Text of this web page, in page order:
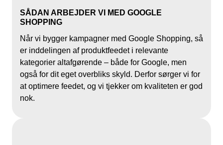
SÅDAN ARBEJDER VI MED GOOGLE
SHOPPING
Når vi bygger kampagner med Google Shopping, så
er inddelingen af produktfeedet i relevante
kategorier altafgørende – både for Google, men
også for dit eget overbliks skyld. Derfor sørger vi for
at optimere feedet, og vi tjekker om kvaliteten er god
nok.